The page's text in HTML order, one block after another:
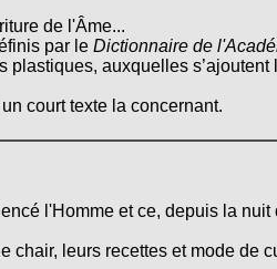
de l'Âme...
par le Dictionnaire de
auxquelles
court texte la concernant.
l'Homme et ce, depuis la nuit
leurs recettes et mode de